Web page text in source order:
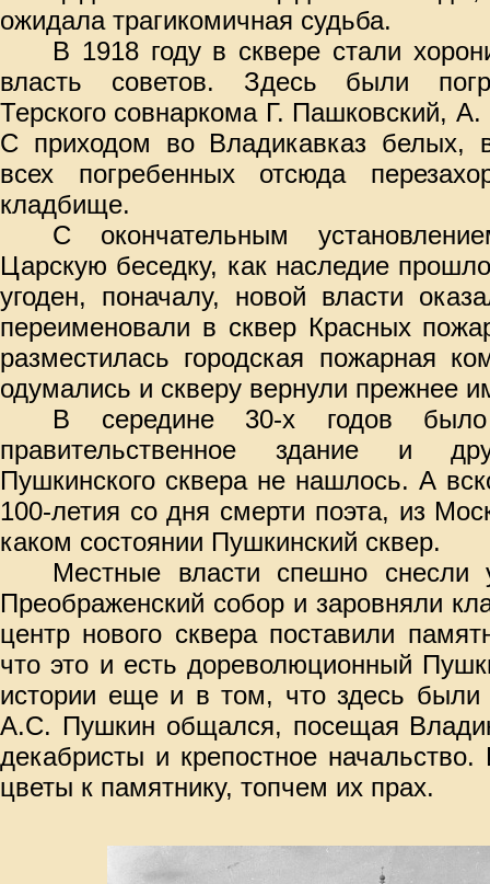
ожидала трагикомичная судьба.
В 1918 году в сквере стали
власть советов. Здесь были
Терского совнаркома Г. Пашковский,
С приходом во Владикавказ белых,
всех погребенных отсюда
кладбище.
С окончательным
Царскую беседку, как наследие
угоден, поначалу, новой власти
переименовали в сквер Красных
разместилась городская пожарная
одумались и скверу вернули прежнее
В середине 30-х годов было
правительственное здание и
Пушкинского сквера не нашлось. А
100-летия со дня смерти поэта, из
каком состоянии Пушкинский сквер.
Местные власти спешно снесли
Преображенский собор и заровняли
центр нового сквера поставили
что это и есть дореволюционный
истории еще и в том, что здесь
А.С. Пушкин общался, посещая
декабристы и крепостное
цветы к памятнику, топчем их прах.